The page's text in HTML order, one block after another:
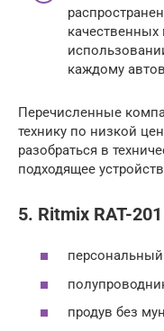
каждому
Перечисленные
технику по низкой
разобраться в
подходящее
5. Ritmix RAT-201
персональный
продув без